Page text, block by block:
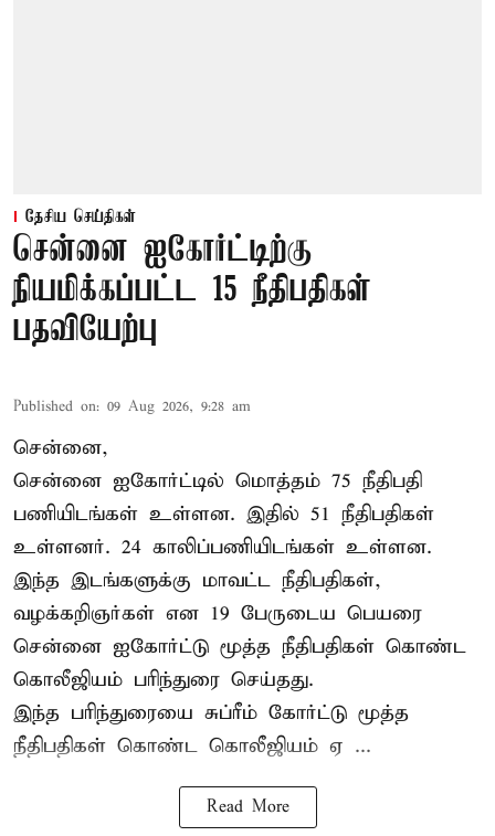
தேசிய செய்திகள்
சென்னை ஐகோர்ட்டிற்கு
நியமிக்கப்பட்ட 15 நீதிபதிகள்
பதவியேற்பு
Published on: 09 Aug 2026, 9:28 am
சென்னை,
சென்னை ஐகோர்ட்டில் மொத்தம் 75 நீதிபதி
பணியிடங்கள் உள்ளன. இதில் 51 நீதிபதிகள்
உள்ளனர். 24 காலிப்பணியிடங்கள் உள்ளன.
இந்த இடங்களுக்கு மாவட்ட நீதிபதிகள்,
வழக்கறிஞர்கள் என 19 பேருடைய பெயரை
சென்னை ஐகோர்ட்டு மூத்த நீதிபதிகள் கொண்ட
கொலீஜியம் பரிந்துரை செய்தது.
இந்த பரிந்துரையை சுப்ரீம் கோர்ட்டு மூத்த
நீதிபதிகள் கொண்ட கொலீஜியம் ஏ ...
Read More